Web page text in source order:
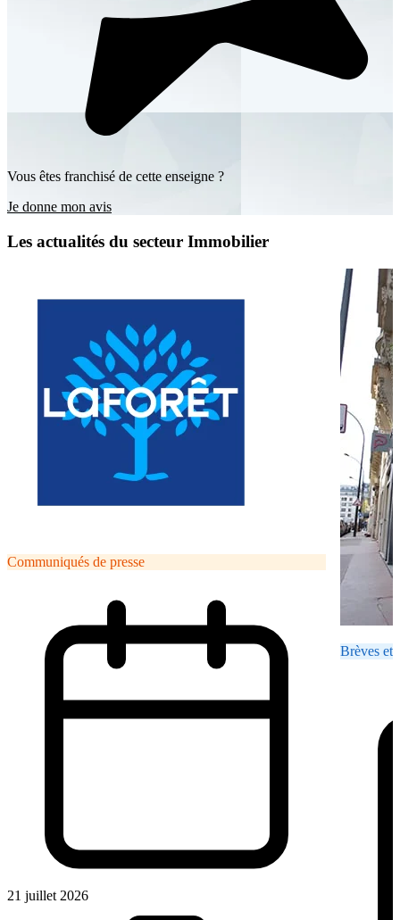
Vous êtes franchisé de cette enseigne ?
Je donne mon avis
Les actualités du secteur Immobilier
Communiqués de presse
21 juillet 2026
Brèves et